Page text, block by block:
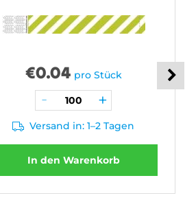
€0.04 pro Stück
Versand in: 1–2 Tagen
In den Warenkorb